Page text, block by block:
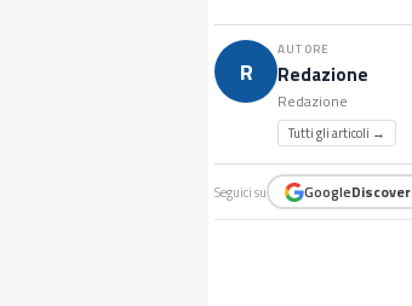
R
AUTORE
Redazione
Redazione
Tutti gli articoli →
Seguici su GoogleDiscover